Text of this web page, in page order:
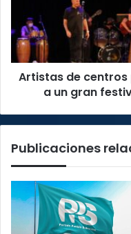
convocados
a
un
gran
festival
Artistas de
a un gran
Publicaciones